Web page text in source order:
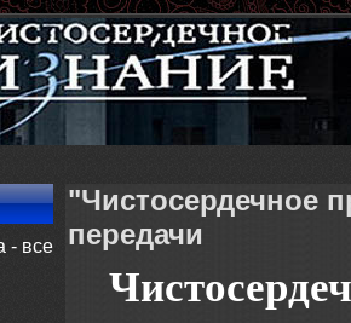
- все
"Чистосердечное
передачи